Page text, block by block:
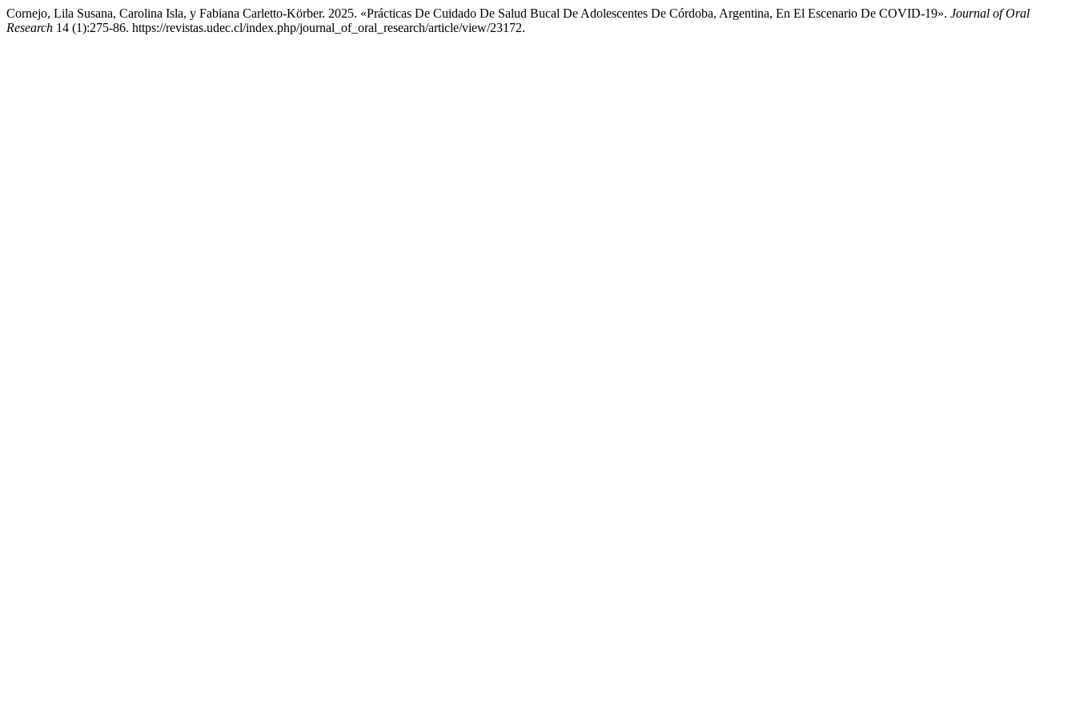
Cornejo, Lila Susana, Carolina Isla, y Fabiana Carletto-Körber. 2025. «Prácticas De Cuidado De Salud Bucal De Adolescentes De Córdoba, Argentina, En El Escenario De COVID-19». Journal of Oral
Research 14 (1):275-86. https://revistas.udec.cl/index.php/journal_of_oral_research/article/view/23172.